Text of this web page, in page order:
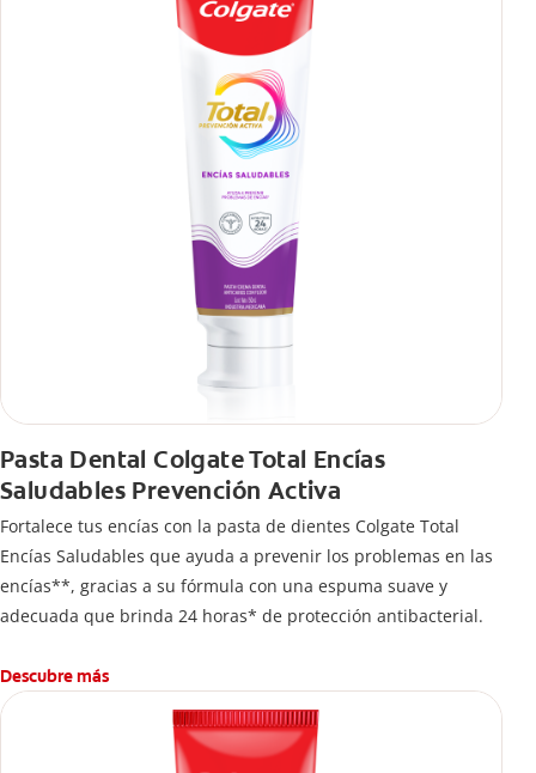
Pasta Dental Colgate Total Encías
Saludables Prevención Activa
Fortalece tus encías con la pasta de dientes Colgate Total
Encías Saludables que ayuda a prevenir los problemas en las
encías**, gracias a su fórmula con una espuma suave y
adecuada que brinda 24 horas* de protección antibacterial.
Descubre más